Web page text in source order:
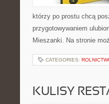
którzy po prostu chcą
przygotowywaniem
Mieszanki. Na stronie
CATEGORIES:
KULISY